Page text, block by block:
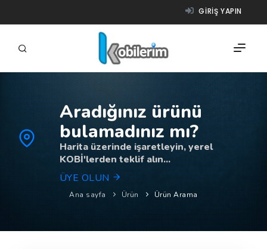
GIRIŞ YAPIN
FIRMALAR
ÜRÜNLER
NASIL ÇALIŞIR?
YARDIM
Aradığınız ürünü
bulamadınız mı?
Harita üzerinde işaretleyin, yerel
KOBİ'lerden teklif alın...
ÜYE OLUN
Ana sayfa Ürün Ürün Arama